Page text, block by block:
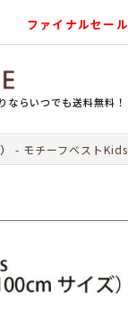
ファイナルセー
らいつでも送料無料！
モチーフベスト